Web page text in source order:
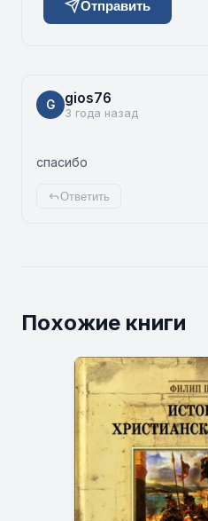
Отправить
G gios76
3 года назад
спасибо
Ответить
Похожие книги